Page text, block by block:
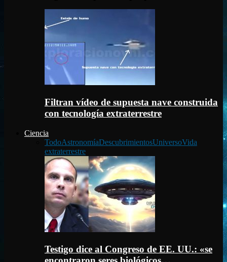
Filtran vídeo de supuesta nave construida
con tecnología extraterrestre
Ciencia
TodoAstronomíaDescubrimientosUniversoVida
extraterrestre
Testigo dice al Congreso de EE. UU.: «se